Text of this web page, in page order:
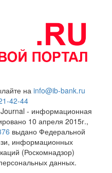
на info@ib-bank.ru
42-44
- информационная
10 апреля 2015г.,
выдано Федеральной
информационных
(Роскомнадзор)
данных.